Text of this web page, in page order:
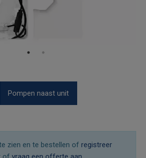
Pompen naast unit
zien en te bestellen of registreer